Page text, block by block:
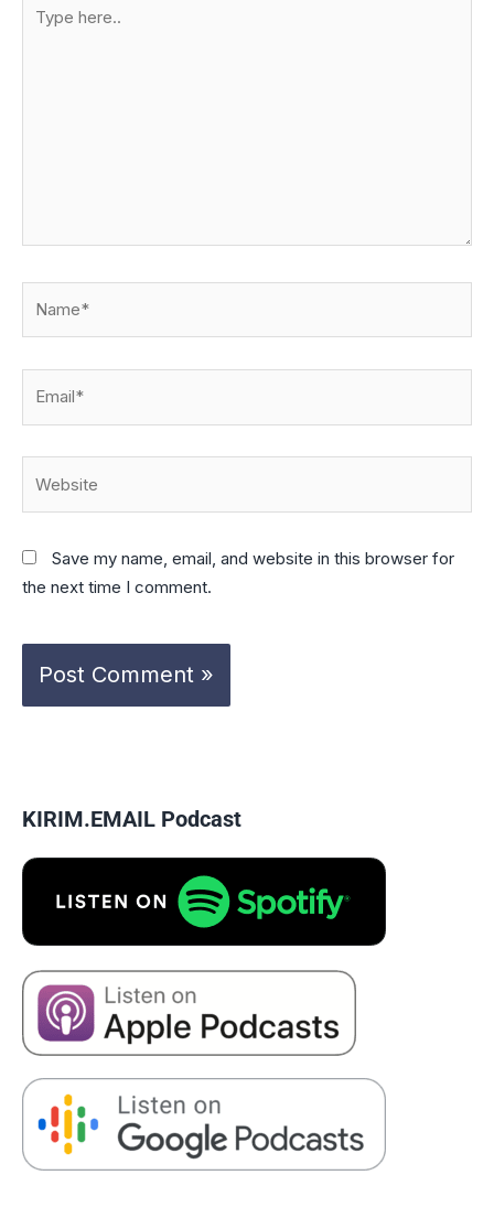
here..
Save my name, email, and website in this browser for
the next time I comment.
KIRIM.EMAIL Podcast